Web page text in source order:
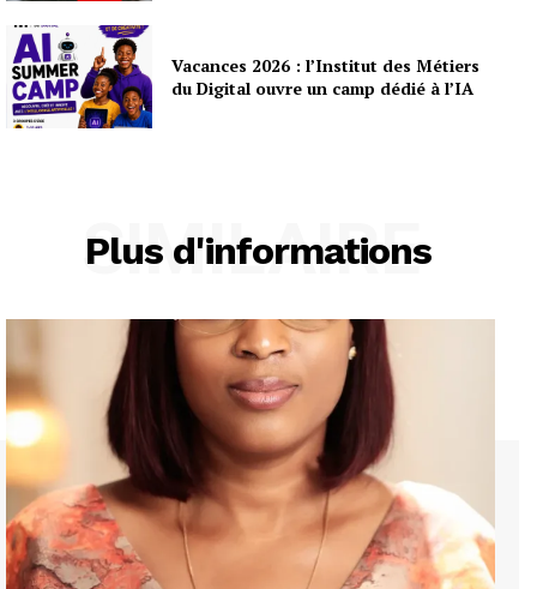
Vacances 2026 : l’Institut des Métiers
du Digital ouvre un camp dédié à l’IA
Plus d'informations
SIMILAIRE